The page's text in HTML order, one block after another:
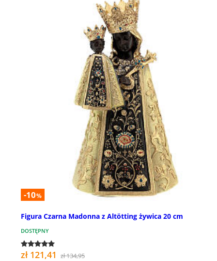
-10%
Figura Czarna Madonna z Altötting żywica 20 cm
DOSTĘPNY
zł 121,41 zł 134,95